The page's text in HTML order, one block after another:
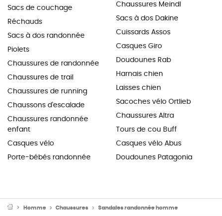
Sacs de couchage
Réchauds
Sacs à dos randonnée
Piolets
Chaussures de randonnée
Chaussures de trail
Chaussures de running
Chaussons d'escalade
Chaussures randonnée
enfant
Casques vélo
Porte-bébés randonnée
Chaussures Meindl
Sacs à dos Dakine
Cuissards Assos
Casques Giro
Doudounes Rab
Harnais chien
Laisses chien
Sacoches vélo Ortlieb
Chaussures Altra
Tours de cou Buff
Casques vélo Abus
Doudounes Patagonia
Homme Chaussures Sandales randonnée homme